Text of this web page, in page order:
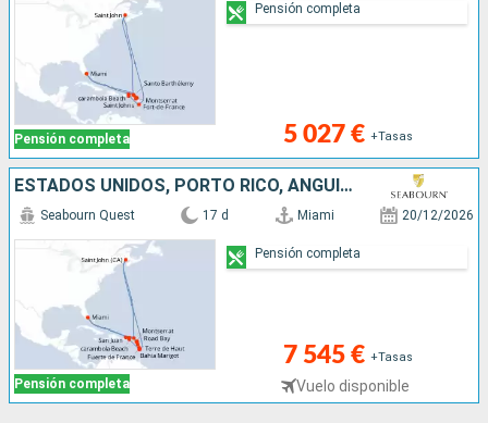
Pensión completa 5 027 € +Tasas
Pensión completa
ESTADOS UNIDOS, PORTO RICO, ANGUILLA, SANTA LUCIA, GUADALUPE, MARTINICA, CANADÁ, REINO UNIDO, ANTIGUA Y BARBUDA, JOST VAN DYKE
Pensión completa
Seabourn Quest 17 d Miami 20/12/2026
7 545 € +Tasas
Vuelo disponible
Pensión completa